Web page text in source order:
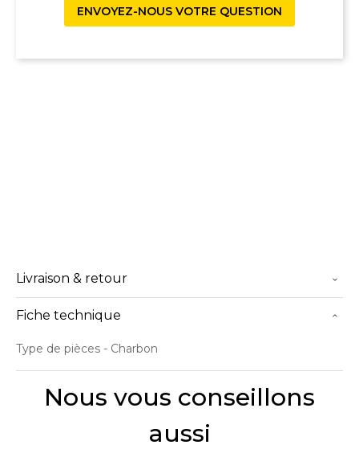
ENVOYEZ-NOUS VOTRE QUESTION
Livraison & retour
Fiche technique
Type de pièces - Charbon
Nous vous conseillons
aussi